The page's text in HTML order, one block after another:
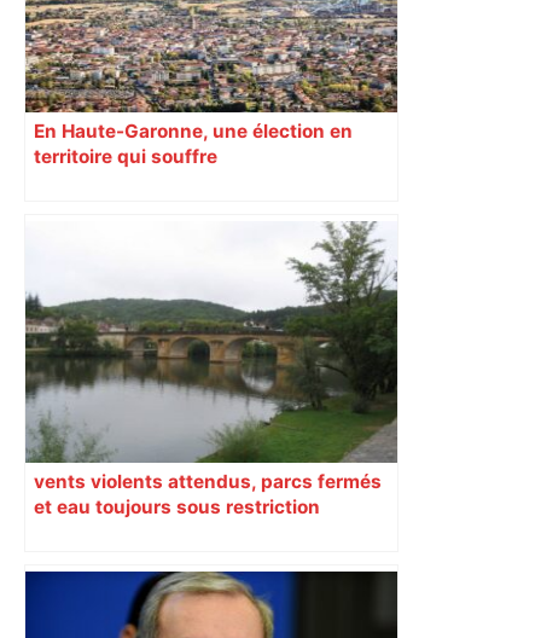
En Haute-Garonne, une élection en
territoire qui souffre
vents violents attendus, parcs fermés
et eau toujours sous restriction